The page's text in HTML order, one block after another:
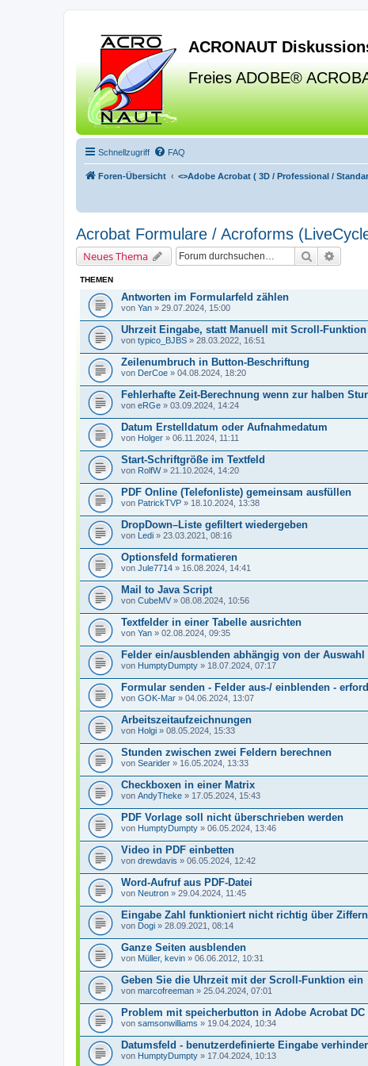
ACRONAUT
Freies ADOBE®
Schnellzugriff FAQ
Foren-Übersicht <>Adobe Acrobat ( 3D / Professional /
Acrobat Formulare / Acroforms
Neues Thema Suche
THEMEN
Antworten im Formularfeld zählen
von Yan » 29.07.2024, 15:00
Uhrzeit Eingabe, statt Manuell mit Scroll-Funktion
von typico_BJBS » 28.03.2022, 16:51
Zeilenumbruch in Button-Beschriftung
von DerCoe » 04.08.2024, 18:20
Fehlerhafte Zeit-Berechnung wenn zur halben
von eRGe » 03.09.2024, 14:24
Datum Erstelldatum oder Aufnahmedatum
von Holger » 06.11.2024, 11:11
Start-Schriftgröße im Textfeld
von RolfW» 21.10.2024, 14:20
PDF Online (Telefonliste) gemeinsam ausfüllen
von PatrickTVP » 18.10.2024, 13:38
DropDown–Liste gefiltert wiedergeben
von Ledi » 23.03.2021, 08:16
Optionsfeld formatieren
von Jule7714 » 16.08.2024, 14:41
Mail to Java Script
von CubeMV » 08.08.2024, 10:56
Textfelder in einer Tabelle ausrichten
von Yan » 02.08.2024, 09:35
Felder ein/ausblenden abhängig von der
von HumptyDumpty » 18.07.2024, 07:17
Formular senden - Felder aus-/ einblenden -
von GOK-Mar » 04.06.2024, 13:07
Arbeitszeitaufzeichnungen
von Holgi » 08.05.2024, 15:33
Stunden zwischen zwei Feldern berechnen
von Searider » 16.05.2024, 13:33
Checkboxen in einer Matrix
von AndyTheke » 17.05.2024, 15:43
PDF Vorlage soll nicht überschrieben werden
von HumptyDumpty » 06.05.2024, 13:46
Video in PDF einbetten
von drewdavis » 06.05.2024, 12:42
Word-Aufruf aus PDF-Datei
von Neutron » 29.04.2024, 11:45
Eingabe Zahl funktioniert nicht richtig über
von Dogi » 28.09.2021, 08:14
Ganze Seiten ausblenden
von Müller, kevin » 06.06.2012, 10:31
Geben Sie die Uhrzeit mit der Scroll-Funktion ein
von marcofreeman » 25.04.2024, 07:01
Problem mit speicherbutton in Adobe Acrobat DC
von samsonwilliams » 19.04.2024, 10:34
Datumsfeld - benutzerdefinierte Eingabe
von HumptyDumpty » 17.04.2024, 10:13